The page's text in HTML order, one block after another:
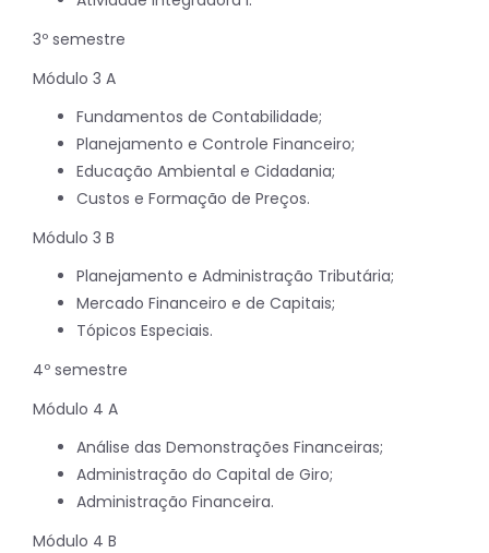
3º semestre
Módulo 3 A
Fundamentos de Contabilidade;
Planejamento e Controle Financeiro;
Educação Ambiental e Cidadania;
Custos e Formação de Preços.
Módulo 3 B
Planejamento e Administração Tributária;
Mercado Financeiro e de Capitais;
Tópicos Especiais.
4º semestre
Módulo 4 A
Análise das Demonstrações Financeiras;
Administração do Capital de Giro;
Administração Financeira.
Módulo 4 B